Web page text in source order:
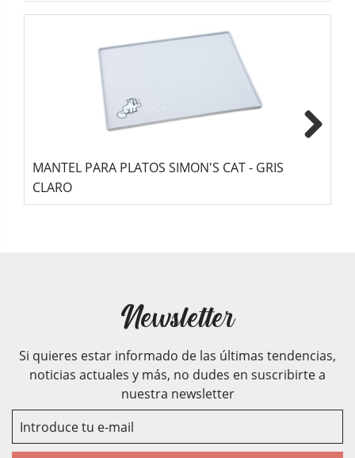
MANTEL PARA PLATOS SIMON'S CAT - GRIS
CLARO
Newsletter
Si quieres estar informado de las últimas tendencias,
noticias actuales y más, no dudes en suscribirte a
nuestra newsletter